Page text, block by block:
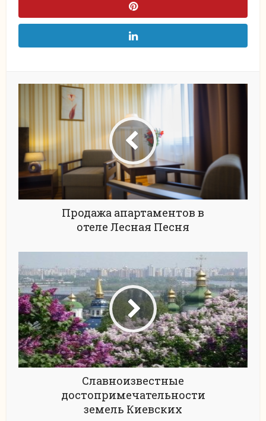
Продажа апартаментов в
отеле Лесная Песня
Славноизвестные
достопримечательности
земель Киевских